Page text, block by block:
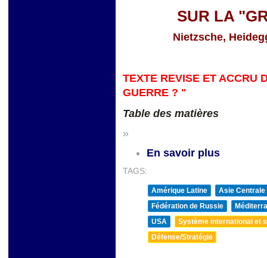
SUR LA
Nietzsche,
TEXTE REVISE ET ACCRU
GUERRE ? "
Table des matières
»
En savoir plus
TAGS:
Amérique Latine
Asie Centrale
Fédération de Russie
USA
Système international et
Défense/Stratégie